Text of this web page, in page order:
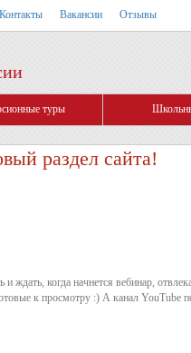
Контакты Вакансии Отзывы
туры
раздел сайта!
ждать, когда начнется вебинар,
к просмотру :) А канал YouTube